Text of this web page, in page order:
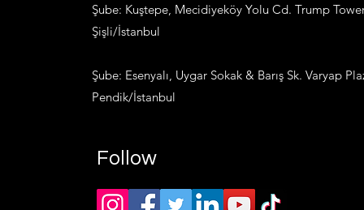
Şube: Kuştepe, Mecidiyeköy Yolu Cd. Trump
Şişli/İstanbul
Şube: Esenyalı, Uygar Sokak & Barış Sk. Varyap
Pendik/İstanbul
Follow